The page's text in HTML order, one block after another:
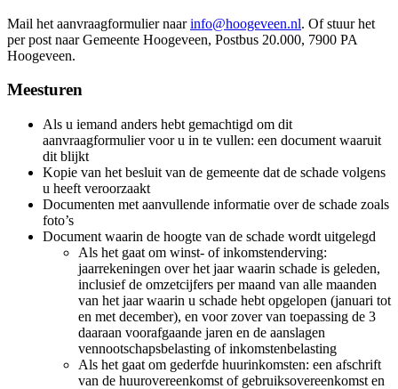
Mail het aanvraagformulier naarinfo@hoogeveen.nl. Of stuur het
per post naar Gemeente Hoogeveen, Postbus 20.000, 7900 PA
Hoogeveen.
Meesturen
Als u iemand anders hebt gemachtigd om dit
aanvraagformulier voor u in te vullen: een document waaruit
dit blijkt
Kopie van het besluit van de gemeente dat de schade volgens
u heeft veroorzaakt
Documenten met aanvullende informatie over de schade zoals
foto’s
Document waarin de hoogte van de schade wordt uitgelegd
Als het gaat om winst- of inkomstenderving:
jaarrekeningen over het jaar waarin schade is geleden,
inclusief de omzetcijfers per maand van alle maanden
van het jaar waarin u schade hebt opgelopen (januari tot
en met december), en voor zover van toepassing de 3
daaraan voorafgaande jaren en de aanslagen
vennootschapsbelasting of inkomstenbelasting
Als het gaat om gederfde huurinkomsten: een afschrift
van de huurovereenkomst of gebruiksovereenkomst en